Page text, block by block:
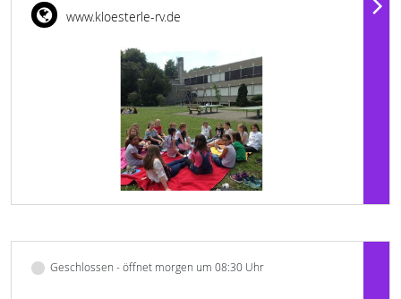
www.kloesterle-rv.de
Geschlossen - öffnet morgen um 08:30 Uhr